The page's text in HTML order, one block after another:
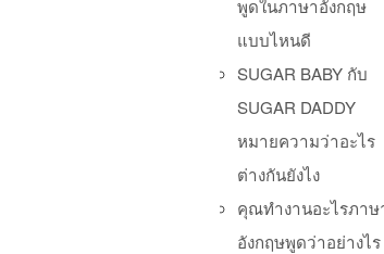
พูดในภาษาอังกฤษ
แบบไหนดี
SUGAR BABY กับ
SUGAR DADDY
หมายความว่าอะไร
ต่างกันยังไง
คุณทำงานอะไรภาษ
อังกฤษพูดว่าอย่างไร